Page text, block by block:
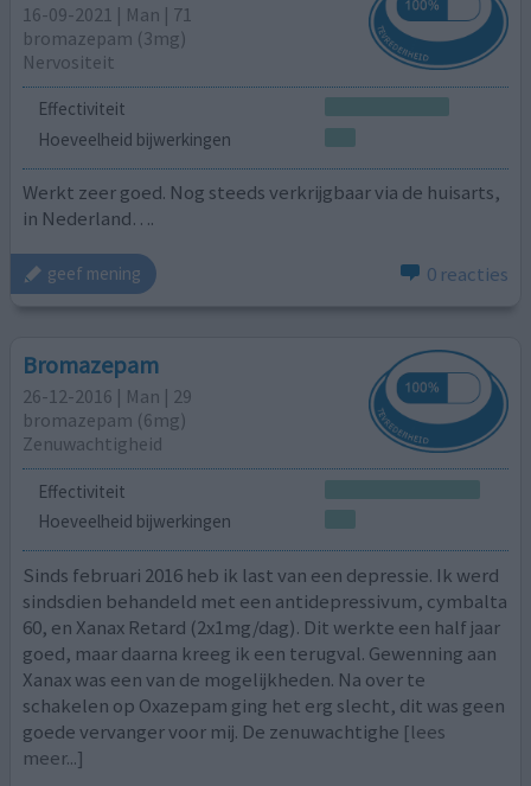
16-09-2021 | Man | 71
bromazepam (3mg)
Nervositeit
Effectiviteit
Hoeveelheid bijwerkingen
Werkt zeer goed. Nog steeds verkrijgbaar via de huisarts,
in Nederland….
geef mening 0 reacties
Bromazepam
26-12-2016 | Man | 29
bromazepam (6mg)
Zenuwachtigheid
Effectiviteit
Hoeveelheid bijwerkingen
Sinds februari 2016 heb ik last van een depressie. Ik werd
sindsdien behandeld met een antidepressivum, cymbalta
60, en Xanax Retard (2x1mg/dag). Dit werkte een half jaar
goed, maar daarna kreeg ik een terugval. Gewenning aan
Xanax was een van de mogelijkheden. Na over te
schakelen op Oxazepam ging het erg slecht, dit was geen
goede vervanger voor mij. De zenuwachtighe [lees
meer...]